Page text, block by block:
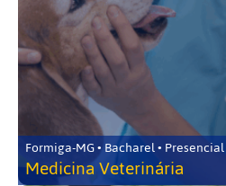
Formiga-MG • Bacharel • Presencial
Medicina Veterinária